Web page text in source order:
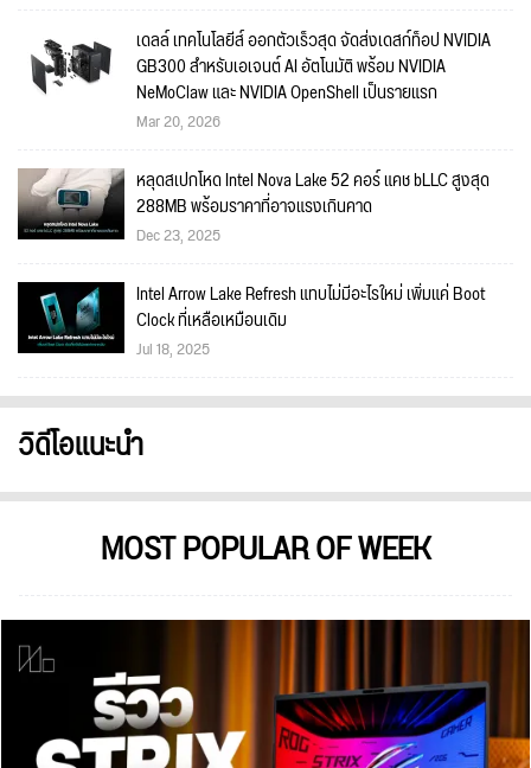
เดลล์ เทคโนโลยีส์ ออกตัวเร็วสุด จัดส่งเดสก์ท็อป NVIDIA
GB300 สำหรับเอเจนต์ AI อัตโนมัติ พร้อม NVIDIA
NeMoClaw และ NVIDIA OpenShell เป็นรายแรก
Mar 20, 2026
หลุดสเปกโหด Intel Nova Lake 52 คอร์ แคช bLLC สูงสุด
288MB พร้อมราคาที่อาจแรงเกินคาด
Dec 23, 2025
Intel Arrow Lake Refresh แทบไม่มีอะไรใหม่ เพิ่มแค่ Boot
Clock ที่เหลือเหมือนเดิม
Jul 18, 2025
วิดีโอแนะนำ
MOST POPULAR OF WEEK